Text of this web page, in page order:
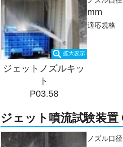
ジェットノズルキッ
ト
P03.58
mm
適応規格
ジェット噴流試験装置
ノズル口径